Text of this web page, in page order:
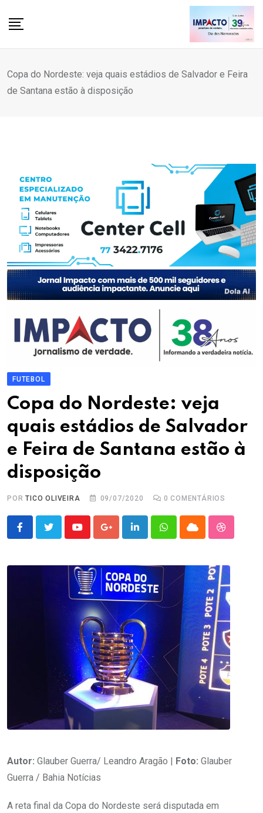
Copa do Nordeste: veja quais estádios de Salvador e Feira
de Santana estão à disposição
FUTEBOL
Copa do Nordeste: veja
quais estádios de Salvador
e Feira de Santana estão à
disposição
PORTICO OLIVEIRA 09/07/2020 0 COMENTÁRIOS
YoutubeGoogle+LinkedInWhatsappCloud
Autor: Glauber Guerra/ Leandro Aragão | Foto: Glauber
Guerra / Bahia Notícias
A reta final da Copa do Nordeste será disputada em